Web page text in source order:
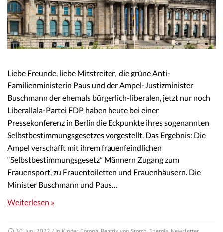
Liebe Freunde, liebe Mitstreiter, die grüne Anti-
Familienministerin Paus und der Ampel-Justizminister
Buschmann der ehemals bürgerlich-liberalen, jetzt nur noch
Liberallala-Partei FDP haben heute bei einer
Pressekonferenz in Berlin die Eckpunkte ihres sogenannten
Selbstbestimmungsgesetzes vorgestellt. Das Ergebnis: Die
Ampel verschafft mit ihrem frauenfeindlichen
“Selbstbestimmungsgesetz” Männern Zugang zum
Frauensport, zu Frauentoiletten und Frauenhäusern. Die
Minister Buschmann und Paus…
Weiterlesen »